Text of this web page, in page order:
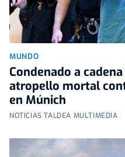
MUNDO
Condenado a
atropello mortal
en Múnich
NOTICIAS TALDEA MULTIMEDIA